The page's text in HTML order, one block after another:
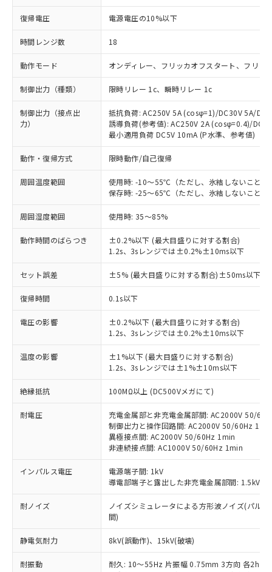
復帰電圧 電源電圧の10%以下
時間レンジ数 18
動作モード オンディレー、フリッカオフスタート、フリ
制御出力（種類） 限時リレー 1c、瞬時リレー 1c
制御出力（接点出
力）
抵抗負荷: AC250V 5A (cosφ=1)/DC30V 5A/
誘導負荷(参考値): AC250V 2A (cosφ=0.4)/
最小適用負荷 DC5V 10mA (P水準、参考値)
動作・復帰方式 限時動作/自己復帰
周囲温度範囲
使用時: -10～55℃（ただし、氷結しないこと）
保存時: -25～65℃（ただし、氷結しないこと）
周囲湿度範囲 使用時: 35～85%
動作時間のばらつき
±0.2%以下 (最大目盛りに対する割合)
1.2s、3sレンジでは±0.2%±10ms以下
セット誤差 ±5% (最大目盛りに対する割合)±50ms以下
復帰時間 0.1s以下
電圧の影響
±0.2%以下 (最大目盛りに対する割合)
1.2s、3sレンジでは±0.2%±10ms以下
温度の影響
±1%以下 (最大目盛りに対する割合)
1.2s、3sレンジでは±1%±10ms以下
絶縁抵抗 100MΩ以上 (DC500Vメガにて)
耐電圧
充電金属部と非充電金属部間: AC2000V 50/
制御出力と操作回路間: AC2000V 50/60Hz
異極接点間: AC2000V 50/60Hz 1min
非連続接点間: AC1000V 50/60Hz 1min
インパルス電圧
電源端子間: 1kV
導電部端子と露出した非充電金属部間: 1.5kV
耐ノイズ
ノイズシミュレータによる方形波ノイズ(パル
間)
静電気耐力 8kV(誤動作)、15kV(破壊)
耐振動
耐久: 10～55Hz 片振幅 0.75mm 3方向 各2h
ご利用条件
以下の条件をお読みいただき、同意のうえ
ご利用ください。
本サービスは、当社制御機器事業取扱
商品の当社在庫状況および標準価格
(税抜)を提供させていただくもので
当社制御機器事業取扱商品の中には、
本サービスの対象外となる商品もある
※1 対応状況
対応済み：EU RoHS指令（10物質）の
非含有に対応した製品が提供可能な商品で
対応予定：EU RoHS指令（10物質）の非含
有に対応した製品に切り替える予定のある
対応予定なし：EU RoHS指令（10物質）の
非含有に非対応の商品で、対応品を出す予
定はありません。
調査・確認中：EU RoHS指令（10物質）の
非含有の対応状況を調査中または確認中の
非該当品：ライセンス料など無形物で、有
害物質有無と関係のない商品です。
仕入先様の事情により、非含有部品として
いたものが、含有品と判明した場合などや
※1 中国RoHS○×表
「○」：最大均質材料含有率が中国RoHSの
基準値以下であることを示します。
「×」：最大均質材料含有率が中国RoHSの
基準値を超えていることを示します。
当社は、これら貴社製品のうち、外国